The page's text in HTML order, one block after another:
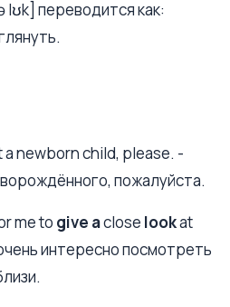
lʊk] переводится как:
a newborn child, please. -
пожалуйста.
me to give aclose lookat
интересно посмотреть